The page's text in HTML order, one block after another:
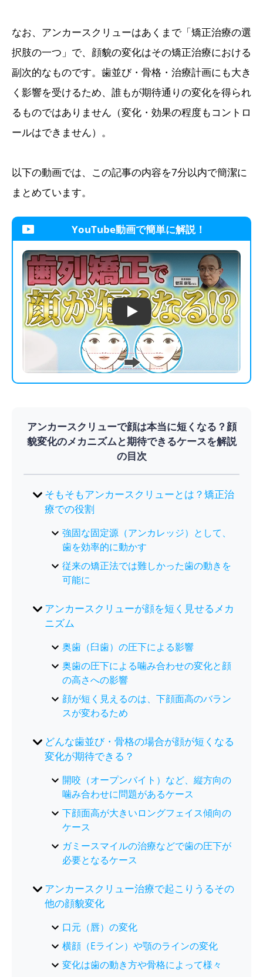
なお、アンカースクリューはあくまで「矯正治療の選
択肢の一つ」で、顔貌の変化はその矯正治療における
副次的なものです。歯並び・骨格・治療計画にも大き
く影響を受けるため、誰もが期待通りの変化を得られ
るものではありません（変化・効果の程度もコントロ
ールはできません）。
以下の動画では、この記事の内容を7分以内で簡潔に
まとめています。
YouTube動画で簡単に解説！
Play
アンカースクリューで顔は本当に短くなる？顔
貌変化のメカニズムと期待できるケースを解説
の目次
そもそもアンカースクリューとは？矯正治
療での役割
強固な固定源（アンカレッジ）として、
歯を効率的に動かす
従来の矯正法では難しかった歯の動きを
可能に
アンカースクリューが顔を短く見せるメカ
ニズム
奥歯（臼歯）の圧下による影響
奥歯の圧下による噛み合わせの変化と顔
の高さへの影響
顔が短く見えるのは、下顔面高のバラン
スが変わるため
どんな歯並び・骨格の場合が顔が短くなる
変化が期待できる？
開咬（オープンバイト）など、縦方向の
噛み合わせに問題があるケース
下顔面高が大きいロングフェイス傾向の
ケース
ガミースマイルの治療などで歯の圧下が
必要となるケース
アンカースクリュー治療で起こりうるその
他の顔貌変化
口元（唇）の変化
横顔（Eライン）や顎のラインの変化
変化は歯の動き方や骨格によって様々